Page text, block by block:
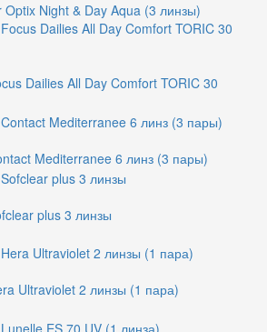
Optix Night & Day Aqua (3 линзы)
Dailies All Day Comfort TORIC 30
Mediterranee 6 линз (3 пары)
plus 3 линзы
Ultraviolet 2 линзы (1 пара)